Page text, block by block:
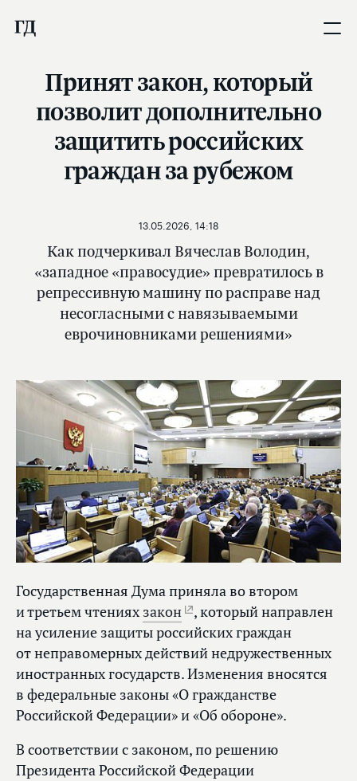
Принят закон, который
позволит дополнительно
защитить российских
граждан за рубежом
Как подчеркивал Вячеслав Володин,
«западное «правосудие» превратилось в
репрессивную машину по расправе над
несогласными с навязываемыми
еврочиновниками решениями»
13.05.2026, 14:18
Государственная Дума приняла во втором
и третьем чтениях закон
, который направлен
на усиление защиты российских граждан
от неправомерных действий недружественных
иностранных государств. Изменения вносятся
в федеральные законы «О гражданстве
Российской Федерации» и «Об обороне».
В соответствии с законом, по решению
Президента Российской Федерации